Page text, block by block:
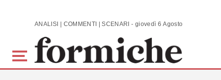
Skip to main content ANALISI | COMMENTI | SCENARI - giovedì 6 Agosto 2026